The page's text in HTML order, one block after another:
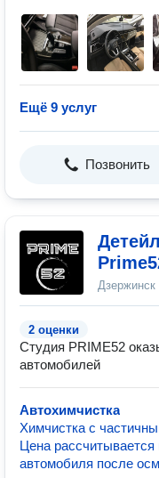
Ещё 9 услуг
Позвонить
Дзержинск
2 оценки
Студия PRIME52
автомобилей
Автохимчистка
Химчистка с
Цена
автомобиля после